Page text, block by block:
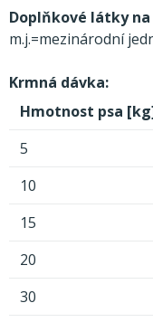
Doplňkové látky
m.j.=mezinárodní
Krmná dávka:
Hmotnost psa
5
10
15
20
30